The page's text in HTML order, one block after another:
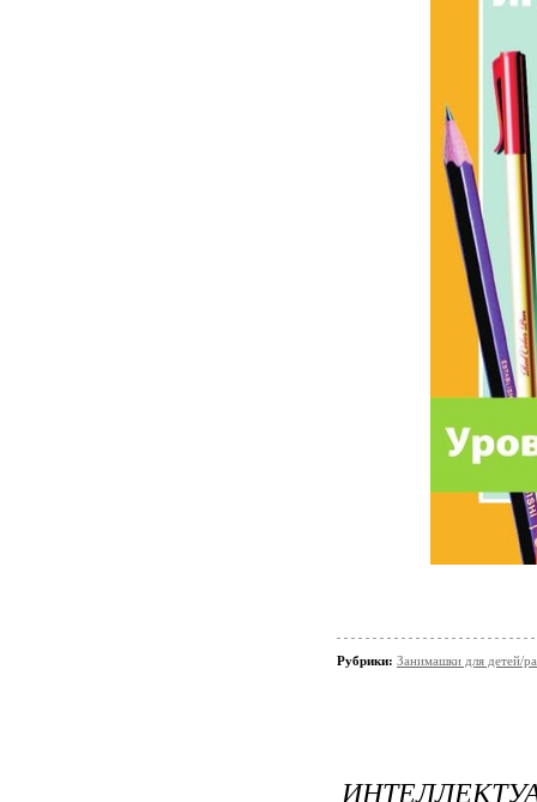
Рубрики: Занимашки для детей/